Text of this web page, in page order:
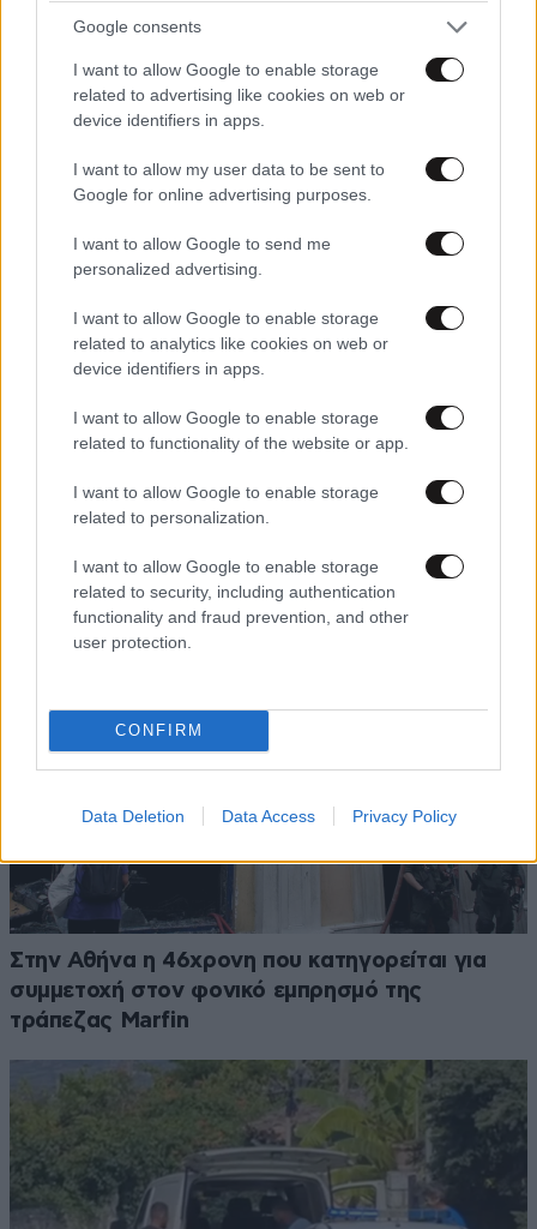
Google consents
I want to allow Google to enable storage
related to advertising like cookies on web or
device identifiers in apps.
I want to allow my user data to be sent to
Google for online advertising purposes.
I want to allow Google to send me
personalized advertising.
I want to allow Google to enable storage
related to analytics like cookies on web or
device identifiers in apps.
I want to allow Google to enable storage
related to functionality of the website or app.
I want to allow Google to enable storage
related to personalization.
I want to allow Google to enable storage
related to security, including authentication
functionality and fraud prevention, and other
user protection.
CONFIRM
Data Deletion Data Access Privacy Policy
ΠΕΡΙΣΣΟΤΕΡΑ ΑΠΟ ΤΗΝ
ΚΟΙΝΩΝΙΑ
Στην Αθήνα η 46χρονη που κατηγορείται για
συμμετοχή στον φονικό εμπρησμό της
τράπεζας Marfin